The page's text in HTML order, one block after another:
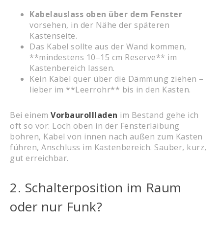
Kabelauslass oben über dem Fenster
vorsehen, in der Nähe der späteren
Kastenseite.
Das Kabel sollte aus der Wand kommen,
**mindestens 10–15 cm Reserve** im
Kastenbereich lassen.
Kein Kabel quer über die Dämmung ziehen –
lieber im **Leerrohr** bis in den Kasten.
Bei einem Vorbaurollladen im Bestand gehe ich
oft so vor: Loch oben in der Fensterlaibung
bohren, Kabel von innen nach außen zum Kasten
führen, Anschluss im Kastenbereich. Sauber, kurz,
gut erreichbar.
2. Schalterposition im Raum
oder nur Funk?